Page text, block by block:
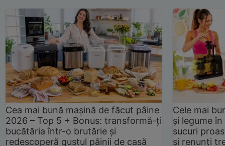
Cea mai bună mașină de făcut pâine
2026 – Top 5 + Bonus: transformă-ți
bucătăria într-o brutărie și
redescoperă gustul pâinii de casă
Cele mai
și legume
sucuri
și renunți